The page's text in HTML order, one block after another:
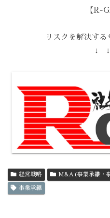
【R-
リスクを解決する
↓
経営戦略 M&A(事業承継・
事業承継